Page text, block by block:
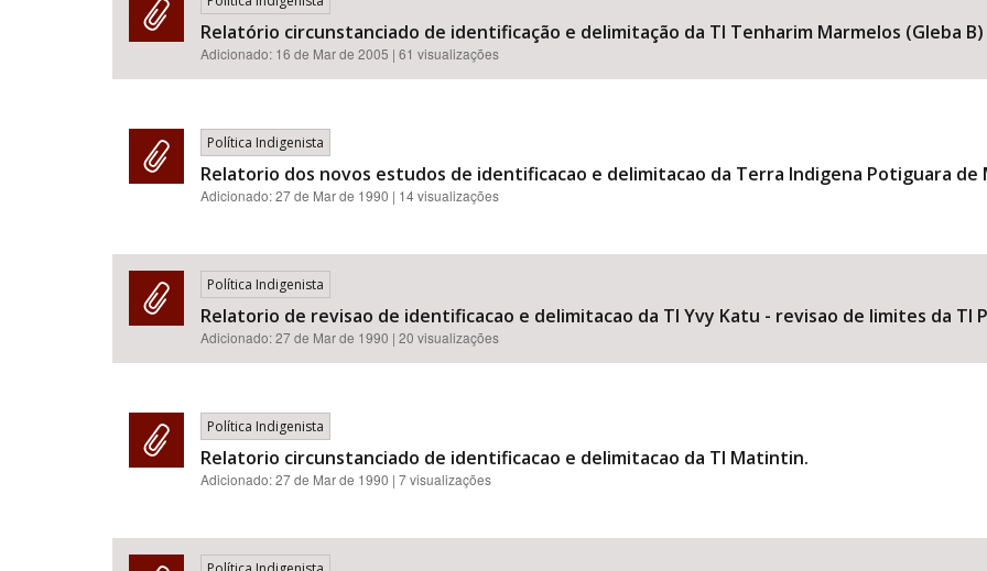
Relatório circunstanciado de identificação e delimitação da TI Tenharim Marmelos (Gleba B)
Adicionado: 16 de Mar de 2005 | 61 visualizações
Política Indigenista
Relatorio dos novos estudos de identificacao e delimitacao da Terra Indigena Potiguara
Adicionado:27 de Mar de 1990 | 14 visualizações
Política Indigenista
Relatorio de revisao de identificacao e delimitacao da TI Yvy Katu - revisao de limites da TI
Adicionado:27 de Mar de 1990 | 20 visualizações
Política Indigenista
Relatorio circunstanciado de identificacao e delimitacao da TI Matintin.
Adicionado:27 de Mar de 1990 | 7 visualizações